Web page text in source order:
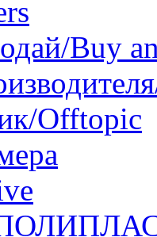
Buy
Offtopic